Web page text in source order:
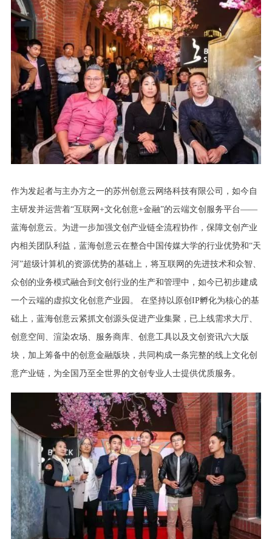
作为发起者与主办方之一的苏州创意云网络科技有限公司，如今自
主研发并运营着“互联网+文化创意+金融”的云端文创服务平台——
蓝海创意云。为进一步加强文创产业链全流程协作，保障文创产业
内相关团队利益，蓝海创意云在整合中国传媒大学的行业优势和“天
河”超级计算机的资源优势的基础上，将互联网的先进技术和众智、
众创的业务模式融合到文创行业的生产和管理中，如今已初步建成
一个云端的虚拟文化创意产业园。 在坚持以原创IP孵化为核心的基
础上，蓝海创意云紧抓文创源头促进产业集聚，已上线需求大厅、
创意空间、渲染农场、服务商库、创意工具以及文创资讯六大版
块，加上筹备中的创意金融版块，共同构成一条完整的线上文化创
意产业链，为全国乃至全世界的文创专业人士提供优质服务。